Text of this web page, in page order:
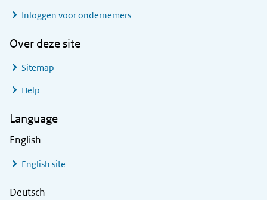
Inloggen voor ondernemers
Over deze site
Sitemap
Help
Language
English
English site
Deutsch